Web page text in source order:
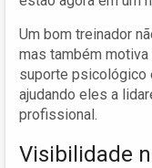
Um bom treinador
mas também
suporte psicológico
ajudando eles a
profissional.
Visibilidade